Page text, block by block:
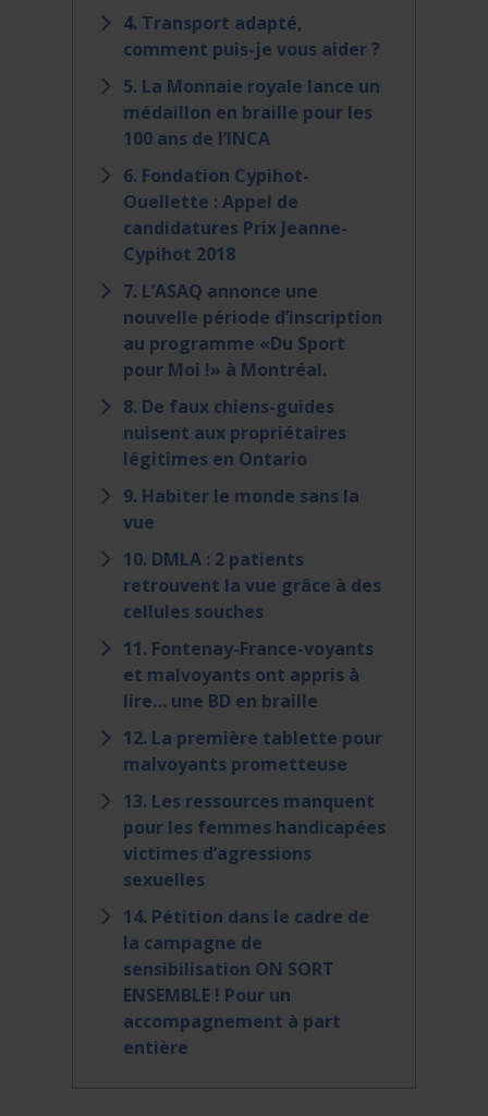
4. Transport adapté,
comment puis-je vous aider ?
5. La Monnaie royale lance un
médaillon en braille pour les
100 ans de l’INCA
6. Fondation Cypihot-
Ouellette : Appel de
candidatures Prix Jeanne-
Cypihot 2018
7. L’ASAQ annonce une
nouvelle période d’inscription
au programme «Du Sport
pour Moi !» à Montréal.
8. De faux chiens-guides
nuisent aux propriétaires
légitimes en Ontario
9. Habiter le monde sans la
vue
10. DMLA : 2 patients
retrouvent la vue grâce à des
cellules souches
11. Fontenay-France-voyants
et malvoyants ont appris à
lire… une BD en braille
12. La première tablette pour
malvoyants prometteuse
13. Les ressources manquent
pour les femmes handicapées
victimes d’agressions
sexuelles
14. Pétition dans le cadre de
la campagne de
sensibilisation ON SORT
ENSEMBLE ! Pour un
accompagnement à part
entière